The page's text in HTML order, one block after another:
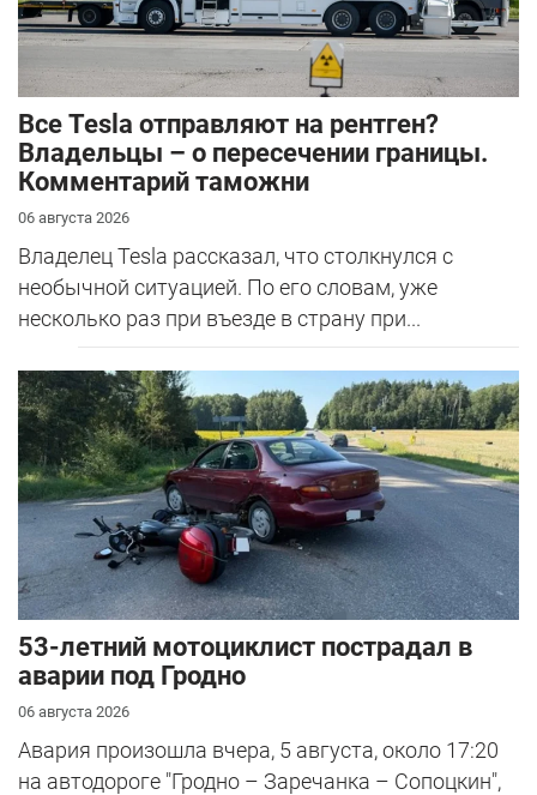
Все Tesla отправляют на рентген?
Владельцы – о пересечении границы.
Комментарий таможни
06 августа 2026
Владелец Tesla рассказал, что столкнулся с
необычной ситуацией. По его словам, уже
несколько раз при въезде в страну при...
53-летний мотоциклист пострадал в
аварии под Гродно
06 августа 2026
Авария произошла вчера, 5 августа, около 17:20
на автодороге "Гродно – Заречанка – Сопоцкин",